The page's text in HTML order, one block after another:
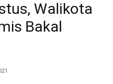
Walikota
Bakal